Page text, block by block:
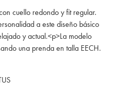
cuello redondo y fit regular.
a este diseño básico
y actual.<p>La modelo
una prenda en talla EECH.